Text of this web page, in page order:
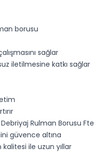
borusu
sağlar
iletilmesine katkı sağlar
Rulman Borusu Fte
güvence altına
kalitesi ile uzun yıllar